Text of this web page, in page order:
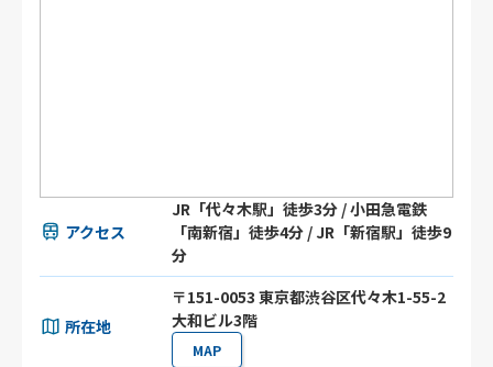
アクセス
JR「代々木駅」徒歩3分 / 小田急電鉄
「南新宿」徒歩4分 / JR「新宿駅」徒歩9
分
所在地
〒151-0053 東京都渋谷区代々木1-55-2
大和ビル3階
MAP